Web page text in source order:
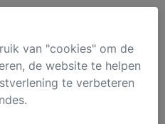
van "cookies" om de
de website te helpen
te verbeteren